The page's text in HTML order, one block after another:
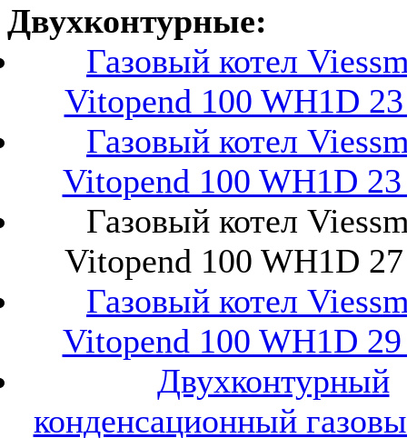
Двухконтурные:
Газовый котел
Vitopend 100 WH1D
Газовый котел
Vitopend 100 WH1D
Газовый котел
Vitopend 100 WH1D
Газовый котел
Vitopend 100 WH1D
Двухконтурный
конденсационный